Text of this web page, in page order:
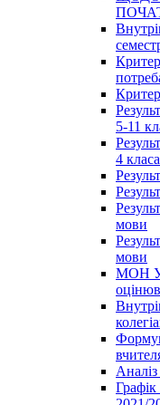
5-11
4
мови
мови
МОН
Графік